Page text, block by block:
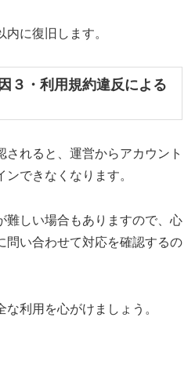
に復旧します。
３・利用規約違反による
されると、運営からアカウント
できなくなります。
難しい場合もありますので、心
問い合わせて対応を確認するの
利用を心がけましょう。